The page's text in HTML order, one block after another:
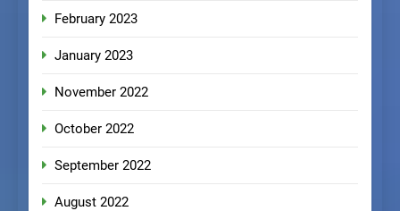
February 2023
January 2023
November 2022
October 2022
September 2022
August 2022